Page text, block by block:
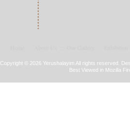
Copyright © 2026 Yerushalayim All rights reserved.
Best Viewed in Mozilla